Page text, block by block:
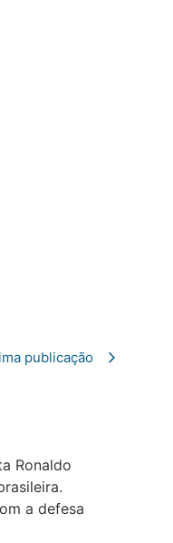
publicação
Ronaldo
a defesa